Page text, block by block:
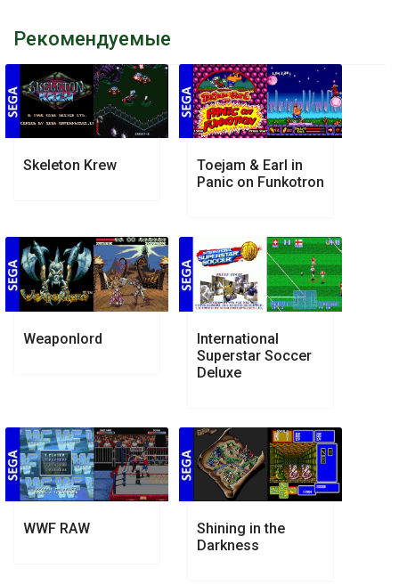
Рекомендуемые
Skeleton Krew
Toejam & Earl in
Panic on Funkotron
Weaponlord
International
Superstar Soccer
Deluxe
WWF RAW
Shining in the
Darkness